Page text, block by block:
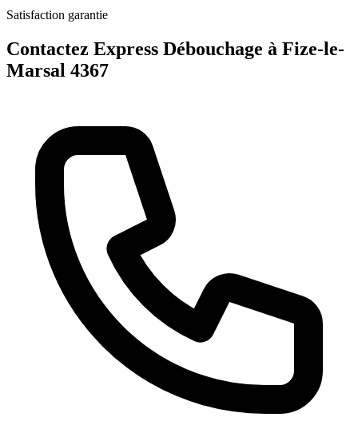
Satisfaction garantie
Contactez Express Débouchage à Fize-le-
Marsal 4367